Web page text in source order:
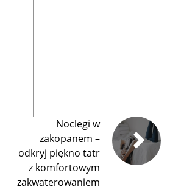
Noclegi w
zakopanem –
odkryj piękno tatr
z komfortowym
zakwaterowaniem